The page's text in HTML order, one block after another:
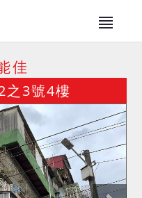
佳
之3號4樓